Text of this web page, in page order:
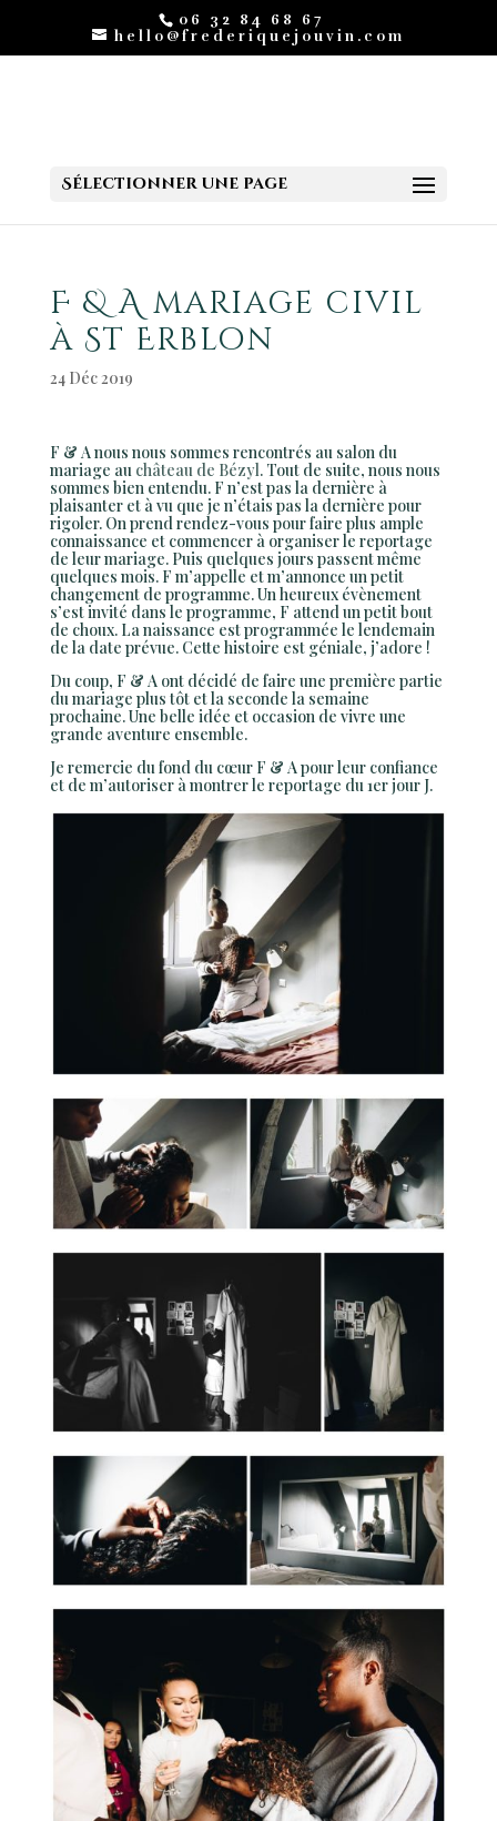
06 32 84 68 67
hello@frederiquejouvin.com
Sélectionner une page
F & A mariage civil
à St Erblon
24 Déc 2019
F & A nous nous sommes rencontrés au salon du
mariage au château de Bézyl. Tout de suite, nous nous
sommes bien entendu. F n’est pas la dernière à
plaisanter et à vu que je n’étais pas la dernière pour
rigoler. On prend rendez-vous pour faire plus ample
connaissance et commencer à organiser le reportage
de leur mariage. Puis quelques jours passent même
quelques mois. F m’appelle et m’annonce un petit
changement de programme. Un heureux évènement
s’est invité dans le programme, F attend un petit bout
de choux. La naissance est programmée le lendemain
de la date prévue. Cette histoire est géniale, j’adore !
Du coup, F & A ont décidé de faire une première partie
du mariage plus tôt et la seconde la semaine
prochaine. Une belle idée et occasion de vivre une
grande aventure ensemble.
Je remercie du fond du cœur F & A pour leur confiance
et de m’autoriser à montrer le reportage du 1er jour J.